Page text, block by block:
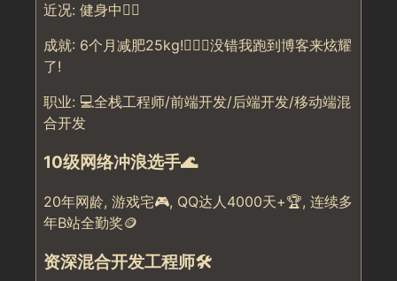
近况: 健身中🏋🏻
成就: 6个月减肥25kg!🏃🏻‍♂️没错我跑到博客来炫耀
了!
职业: 💻全栈工程师/前端开发/后端开发/移动端混
合开发
10级网络冲浪选手🌊
20年网龄, 游戏宅🎮, QQ达人4000天+🏆, 连续多
年B站全勤奖🪙
资深混合开发工程师🛠️